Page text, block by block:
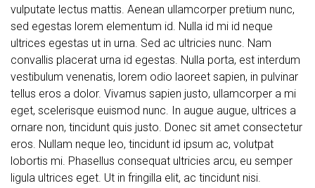
vulputate lectus mattis. Aenean ullamcorper pretium nunc,
sed egestas lorem elementum id. Nulla id mi id neque
ultrices egestas ut in urna. Sed ac ultricies nunc. Nam
convallis placerat urna id egestas. Nulla porta, est interdum
vestibulum venenatis, lorem odio laoreet sapien, in pulvinar
tellus eros a dolor. Vivamus sapien justo, ullamcorper a mi
eget, scelerisque euismod nunc. In augue augue, ultrices a
ornare non, tincidunt quis justo. Donec sit amet consectetur
eros. Nullam neque leo, tincidunt id ipsum ac, volutpat
lobortis mi. Phasellus consequat ultricies arcu, eu semper
ligula ultrices eget. Ut in fringilla elit, ac tincidunt nisi.